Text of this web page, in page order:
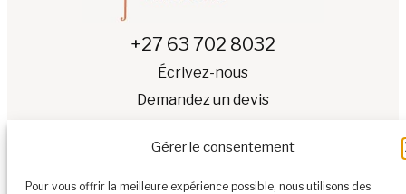
Gérer le consentement
Pour vous offrir la meilleure expérience possible, nous utilisons des
+27 63 702 8032
Écrivez-nous
Demandez un devis